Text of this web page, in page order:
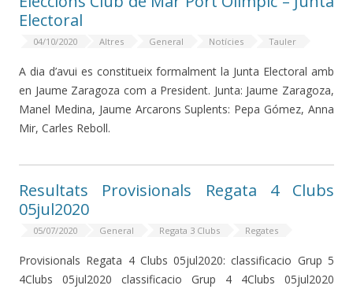
Electoral
04/10/2020 Altres General Notícies Tauler
A dia d’avui es constitueix formalment la Junta Electoral amb
en Jaume Zaragoza com a President. Junta: Jaume Zaragoza,
Manel Medina, Jaume Arcarons Suplents: Pepa Gómez, Anna
Mir, Carles Reboll.
Resultats Provisionals Regata 4 Clubs
05jul2020
05/07/2020 General Regata 3 Clubs Regates
Provisionals Regata 4 Clubs 05jul2020: classificacio Grup 5
4Clubs 05jul2020 classificacio Grup 4 4Clubs 05jul2020